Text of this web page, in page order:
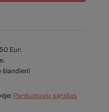
Eur.
šiandien!
Parduotuvių sąrašas